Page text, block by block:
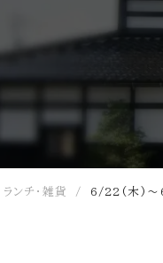
ランチ・雑貨 6/22(木)～